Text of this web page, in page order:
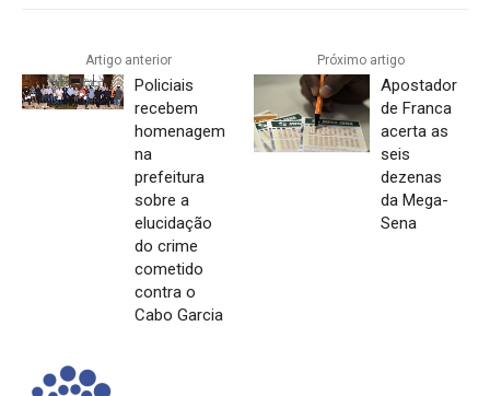
Artigo anterior
Policiais
recebem
homenagem
na
prefeitura
sobre a
elucidação
do crime
cometido
contra o
Cabo Garcia
Próximo artigo
Apostador
de Franca
acerta as
seis
dezenas
da Mega-
Sena